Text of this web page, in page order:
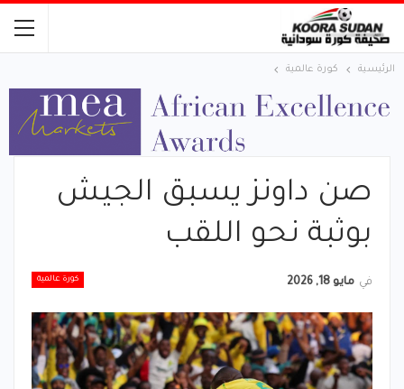
الرئيسية كورة عالمية
صن داونز يسبق الجيش
بوثبة نحو اللقب
كورة عالمية في مايو 18, 2026